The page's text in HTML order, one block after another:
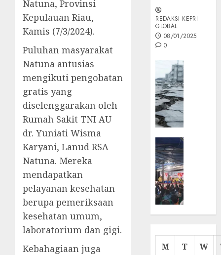
Natuna, Provinsi
Kepulauan Riau,
Kamis (7/3/2024).
Puluhan masyarakat
Natuna antusias
mengikuti pengobatan
gratis yang
diselenggarakan oleh
Rumah Sakit TNI AU
dr. Yuniati Wisma
Karyani, Lanud RSA
Natuna. Mereka
mendapatkan
pelayanan kesehatan
berupa pemeriksaan
kesehatan umum,
laboratorium dan gigi.
Kebahagiaan juga
REDAKSI KEPRI
GLOBAL
08/01/2025
0
Cermin
M T W